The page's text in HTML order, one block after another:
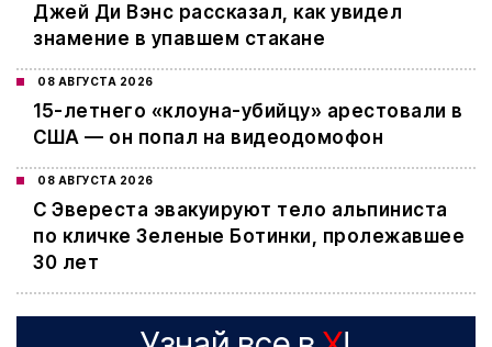
Джей Ди Вэнс рассказал, как увидел
знамение в упавшем стакане
08 АВГУСТА 2026
15-летнего «клоуна-убийцу» арестовали в
США — он попал на видеодомофон
08 АВГУСТА 2026
С Эвереста эвакуируют тело альпиниста
по кличке Зеленые Ботинки, пролежавшее
30 лет